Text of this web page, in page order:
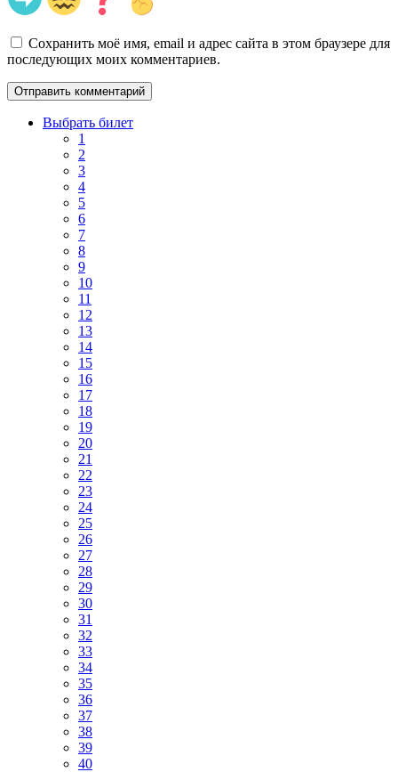
Сохранить моё имя, email и адрес сайта в этом браузере для
последующих моих комментариев.
Выбрать билет
1
2
3
4
5
6
7
8
9
10
11
12
13
14
15
16
17
18
19
20
21
22
23
24
25
26
27
28
29
30
31
32
33
34
35
36
37
38
39
40